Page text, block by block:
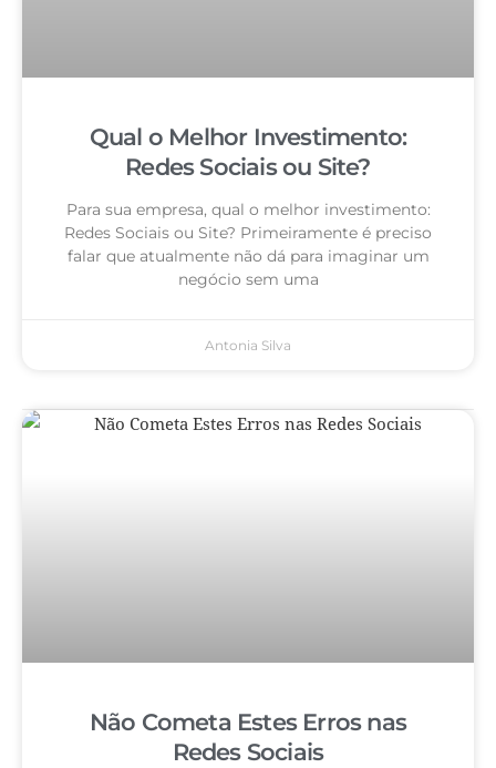
Qual o Melhor Investimento:
Redes Sociais ou Site?
Para sua empresa, qual o melhor investimento:
Redes Sociais ou Site? Primeiramente é preciso
falar que atualmente não dá para imaginar um
negócio sem uma
Antonia Silva
Não Cometa Estes Erros nas
Redes Sociais